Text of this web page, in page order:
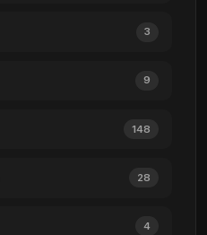
3
9
148
28
4